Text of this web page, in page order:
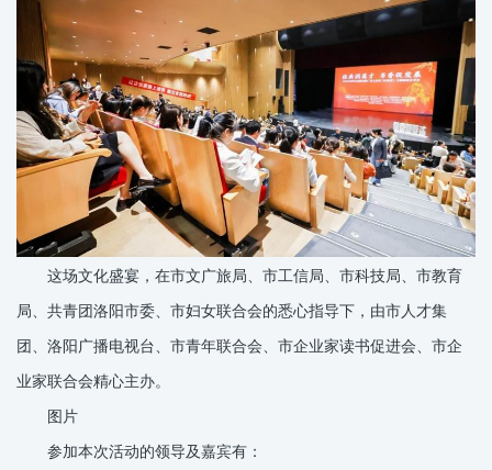
这场文化盛宴，在市文广旅局、市工信局、市科技局、市教育
局、共青团洛阳市委、市妇女联合会的悉心指导下，由市人才集
团、洛阳广播电视台、市青年联合会、市企业家读书促进会、市企
业家联合会精心主办。
图片
参加本次活动的领导及嘉宾有：